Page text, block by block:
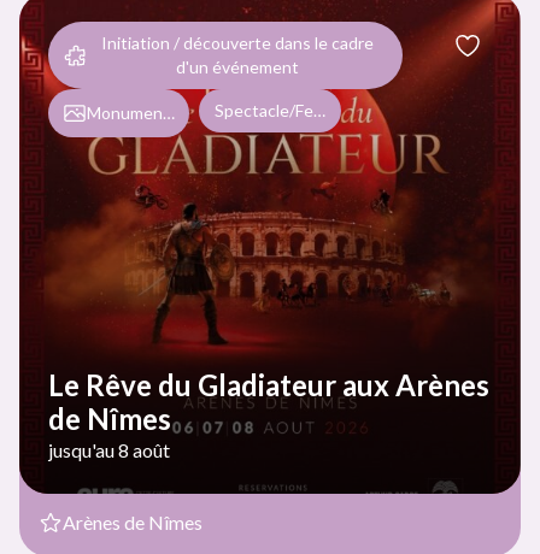
Le Rêve du Gladiateur aux Arènes
de Nîmes
jusqu'au 8 août
Initiation / découverte dans le cadre
d'un événement
Monument/Musée/Exposition
Spectacle/Festival/Soirée
Arènes de Nîmes